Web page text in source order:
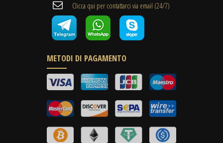
Clicca qui per contattarci via email (24/7)
METODI DI PAGAMENTO